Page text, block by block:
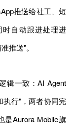
推送给社工、短
自动跟进处理进
推送"。
辑一致：AI Agent
执行"，两者协同完
是Aurora Mobile旗